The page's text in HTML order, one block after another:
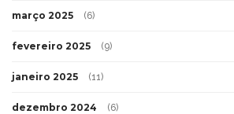
março 2025 (6)
fevereiro 2025 (9)
janeiro 2025 (11)
dezembro 2024 (6)